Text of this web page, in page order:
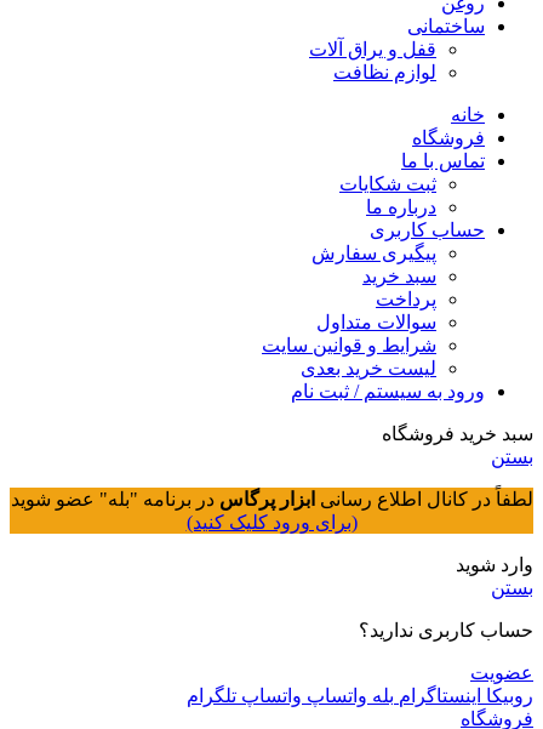
ساختمانی
قفل و یراق آلات
لوازم نظافت
خانه
فروشگاه
تماس با ما
ثبت شکایات
درباره ما
حساب کاربری
پیگیری سفارش
سبد خرید
پرداخت
سوالات متداول
شرایط و قوانین سایت
لیست خرید بعدی
ورود به سیستم / ثبت نام
سبد خرید فروشگاه
بستن
لطفاً در کانال اطلاع رسانی ابزار پرگاس در برنامه "بله" عضو شوید
(برای ورود کلیک کنید)
وارد شوید
بستن
حساب کاربری ندارید؟
عضویت
روبیکا اینستاگرام بله واتساپ واتساپ تلگرام
فروشگاه